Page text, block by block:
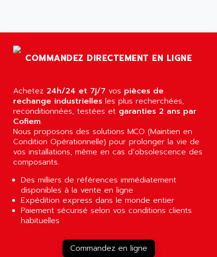
LOGO
CL200
PWE
CL300
SIMOVERT MASTERDRIVES
C100
OP35
SIMATIC TP
BT
PANEL PLUS 600
PSS
DIGIFAS
MICROCOR
ALLIANCE MEMORY
ALLIED VISION
ALLIGATOR
ALLISON
ALLISON TRANSMISSION
ALM
ALMA
ALMCO KLEENTEC
ALPES DEIS
ALPES TECNOLOGIE
ALPHA
ALPHA GETRIEBEBAU
ALPHA LAVAL
COMMANDEZ DIRECTEMENT EN LIGNE
Achetez 24h/24 et 7j/7 vos pièces de
rechange industrielles les plus recherchées,
reconditionnées, testées et garanties 2 ans par
Cofiem.
Nous proposons des solutions MCO (Maintien en
Condition Opérationnelle) pour prolonger la vie de
vos installations, même en cas d’obsolescence des
composants.
Des milliers de références immédiatement
disponibles à la vente en ligne
Expédition express dans le monde entier
Paiement sécurisé selon vos conditions clients
habituelles
Commandez en ligne